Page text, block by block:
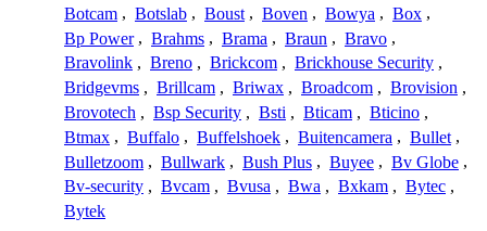
Botcam , Botslab , Boust , Boven , Bowya , Box ,
Bp Power , Brahms , Brama , Braun , Bravo ,
Bravolink , Breno , Brickcom , Brickhouse Security ,
Bridgevms , Brillcam , Briwax , Broadcom , Brovision ,
Brovotech , Bsp Security , Bsti , Bticam , Bticino ,
Btmax , Buffalo , Buffelshoek , Buitencamera , Bullet ,
Bulletzoom , Bullwark , Bush Plus , Buyee , Bv Globe ,
Bv-security , Bvcam , Bvusa , Bwa , Bxkam , Bytec ,
Bytek